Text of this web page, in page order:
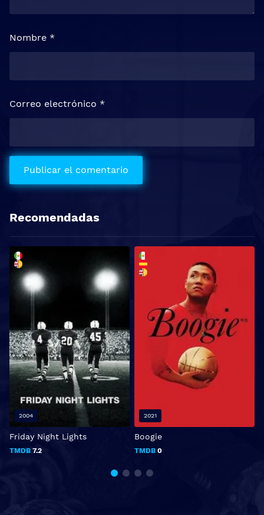
Nombre *
Correo electrónico *
Recomendadas
Friday Night Lights
TMDB 7.2
2004
Boogie
TMDB 0
2021